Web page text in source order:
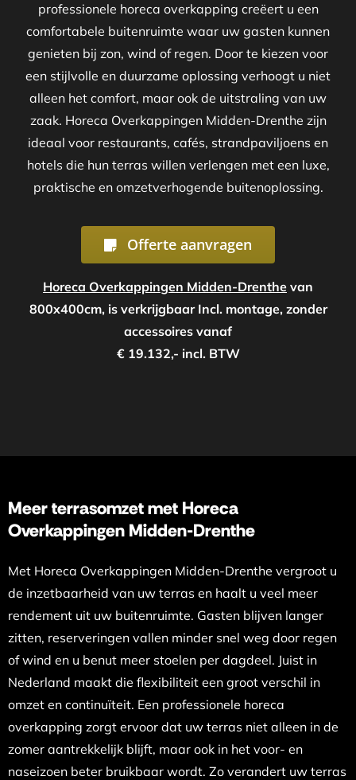
professionele horeca overkapping creëert u een
comfortabele buitenruimte waar uw gasten kunnen
genieten bij zon, wind of regen. Door te kiezen voor
een stijlvolle en duurzame oplossing verhoogt u niet
alleen het comfort, maar ook de uitstraling van uw
zaak. Horeca Overkappingen Midden-Drenthe zijn
ideaal voor restaurants, cafés, strandpaviljoens en
hotels die hun terras willen verlengen met een luxe,
praktische en omzetverhogende buitenoplossing.
Offerte aanvragen
Horeca Overkappingen Midden-Drenthe van
800x400cm, is verkrijgbaar Incl. montage, zonder
accessoires vanaf
€ 19.132,- incl. BTW
Meer terrasomzet met Horeca
Overkappingen Midden-Drenthe
Met Horeca Overkappingen Midden-Drenthe vergroot u
de inzetbaarheid van uw terras en haalt u veel meer
rendement uit uw buitenruimte. Gasten blijven langer
zitten, reserveringen vallen minder snel weg door regen
of wind en u benut meer stoelen per dagdeel. Juist in
Nederland maakt die flexibiliteit een groot verschil in
omzet en continuïteit. Een professionele horeca
overkapping zorgt ervoor dat uw terras niet alleen in de
zomer aantrekkelijk blijft, maar ook in het voor- en
naseizoen beter bruikbaar wordt. Zo verandert uw terras